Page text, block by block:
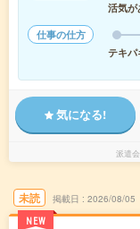
活気が
仕事の仕方
テキパ
気になる!
派遣
未読
NEW
掲載日 2026/08/05